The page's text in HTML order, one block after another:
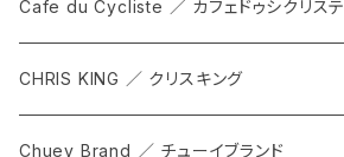
DEX
GRIP SLING
SHADOW
カンビウム
メンテナンス
Cafe du Cycliste ／ カフェドゥシクリステ
ALL
TOPS
CHRIS KING ／ クリスキング
Chuey Brand ／ チューイブランド